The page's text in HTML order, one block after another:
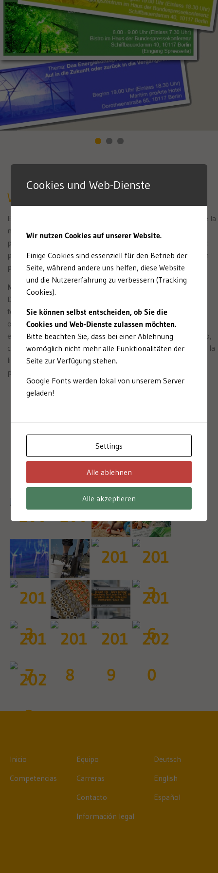
WWF Alemania
Esta fundación es una de las organizaciones de protección de la
naturaleza más grandes del mundo y opera en más de 100
países. Cinco millones de personas apoyan la misión de WWF:
preservar la diversidad biológica y dejarles a nuestros hijos un
planeta vivo.
Nuestros servicios:
Diseño corporativo con asesoría de marcas para diversos
formatos de actos (de carácter político) * apoyo a la
organización en la concepción, planificación y realización de
estos * búsqueda de locales * contratación del equipo técnico,
catering y personal * gestión de los invitados (elaboración de la
lista de distribución, información previa, invitación, listas de
participantes, seguimiento) * asistencia in situ
Un breve paseo por nuestra historia
Inicio
Competencias
Equipo
Carreras
Contacto
Información legal
Deutsch
English
Español
Cookies und Web-Dienste
Wir nutzen Cookies auf unserer Website.
Einige Cookies sind essenziell für den Betrieb der
Seite, während andere uns helfen, diese Website
und die Nutzererfahrung zu verbessern (Tracking
Cookies).
Sie können selbst entscheiden, ob Sie die
Cookies und Web-Dienste zulassen möchten.
Bitte beachten Sie, dass bei einer Ablehnung
womöglich nicht mehr alle Funktionalitäten der
Seite zur Verfügung stehen.
Google Fonts werden lokal von unserem Server
geladen!
Settings
Alle ablehnen
Alle akzeptieren